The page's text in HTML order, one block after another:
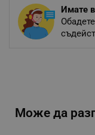
Имате
Може да